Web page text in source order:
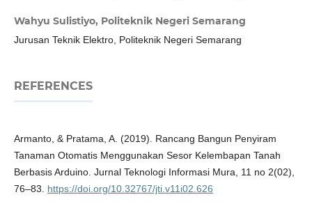
Wahyu Sulistiyo, Politeknik Negeri Semarang
Jurusan Teknik Elektro, Politeknik Negeri Semarang
REFERENCES
Armanto, & Pratama, A. (2019). Rancang Bangun Penyiram
Tanaman Otomatis Menggunakan Sesor Kelembapan Tanah
Berbasis Arduino. Jurnal Teknologi Informasi Mura, 11 no 2(02),
76–83. https://doi.org/10.32767/jti.v11i02.626